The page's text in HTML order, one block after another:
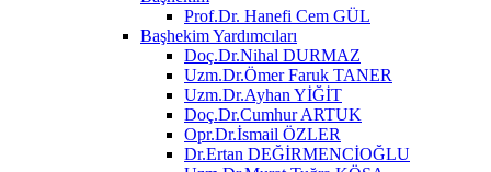
Prof.Dr. Hanefi Cem GÜL
Başhekim Yardımcıları
Doç.Dr.Nihal DURMAZ
Uzm.Dr.Ömer Faruk TANER
Uzm.Dr.Ayhan YİĞİT
Doç.Dr.Cumhur ARTUK
Opr.Dr.İsmail ÖZLER
Dr.Ertan DEĞİRMENCİOĞLU